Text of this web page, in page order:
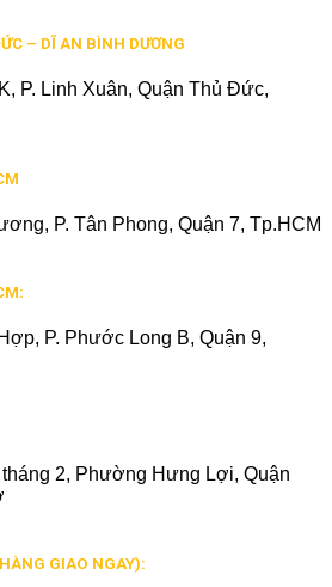
– DĨ AN BÌNH DƯƠNG
P. Linh Xuân, Quận Thủ Đức,
P. Tân Phong, Quận 7, Tp.HCM
P. Phước Long B, Quận 9,
2, Phường Hưng Lợi, Quận
GIAO NGAY):